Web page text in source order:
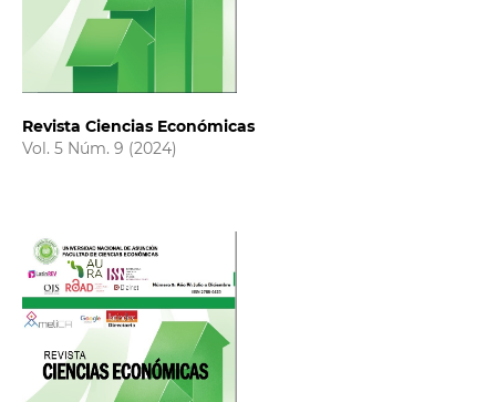
Revista Ciencias Económicas
Vol. 5 Núm. 9 (2024)